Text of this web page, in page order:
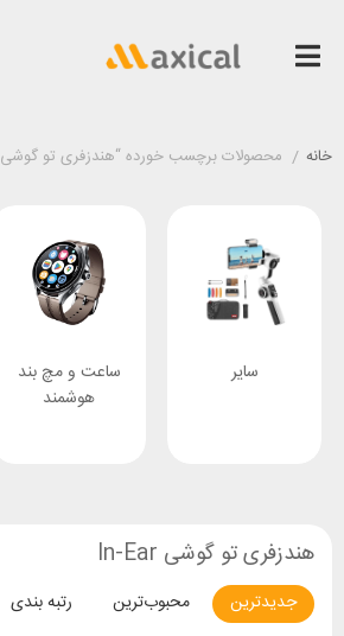
خانه / محصولات برچسب خورده “هندزفری تو گوشی In-Ear”
سایر
ساعت و مچ بند
هوشمند
هندزفری تو گوشی In-Ear
جدیدترین محبوب‌ترین رتبه بندی